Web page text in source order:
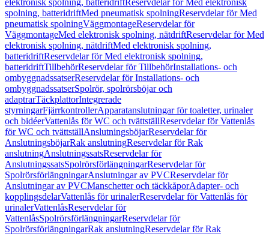
elektronisk spolning, batteridriftReservdelar för Med elektronisk
spolning, batteridriftMed pneumatisk spolningReservdelar för Med
pneumatisk spolningVäggmontageReservdelar för
VäggmontageMed elektronisk spolning, nätdriftReservdelar för Med
elektronisk spolning, nätdriftMed elektronisk spolning,
batteridriftReservdelar för Med elektronisk spolning,
batteridriftTillbehörReservdelar för TillbehörInstallations- och
ombyggnadssatserReservdelar för Installations- och
ombyggnadssatserSpolrör, spolrörsböjar och
adaptrarTäckplattorIntegrerade
styrningarFjärrkontrollerApparatanslutningar för toaletter, urinaler
och bidéerVattenlås för WC och tvättställReservdelar för Vattenlås
för WC och tvättställAnslutningsböjarReservdelar för
AnslutningsböjarRak anslutningReservdelar för Rak
anslutningAnslutningssatsReservdelar för
AnslutningssatsSpolrörsförlängningarReservdelar för
SpolrörsförlängningarAnslutningar av PVCReservdelar för
Anslutningar av PVCManschetter och täckkåporAdapter- och
kopplingsdelarVattenlås för urinalerReservdelar för Vattenlås för
urinalerVattenlåsReservdelar för
VattenlåsSpolrörsförlängningarReservdelar för
SpolrörsförlängningarRak anslutningReservdelar för Rak